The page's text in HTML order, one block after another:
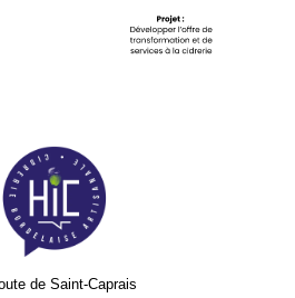
de Saint-Caprais